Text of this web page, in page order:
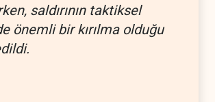
saldırının taktiksel
önemli bir kırılma olduğu